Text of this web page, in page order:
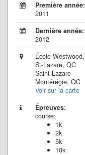
Première année:
2011
Dernière année:
2012
École
St-Lazare, QC
Saint-Lazare
Montérégie, QC
Voir sur la carte
Épreuves:
course:
1k
2k
5k
10k